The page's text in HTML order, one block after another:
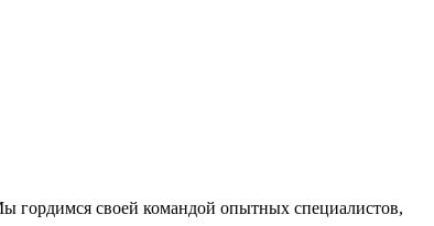
гордимся своей командой опытных специалистов,